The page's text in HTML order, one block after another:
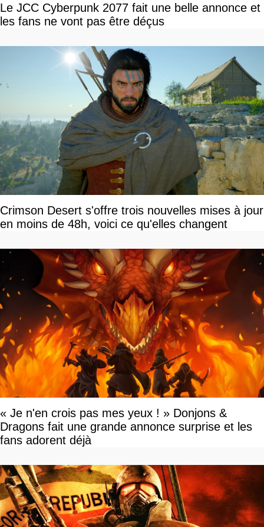
Le JCC Cyberpunk 2077 fait une belle annonce et
les fans ne vont pas être déçus
Crimson Desert s'offre trois nouvelles mises à jour
en moins de 48h, voici ce qu'elles changent
« Je n'en crois pas mes yeux ! » Donjons &
Dragons fait une grande annonce surprise et les
fans adorent déjà